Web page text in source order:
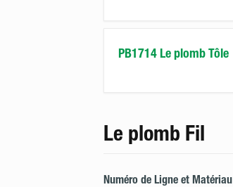
PB1714 Le plomb Tôle
Le plomb Fil
Numéro de Ligne et Matériau